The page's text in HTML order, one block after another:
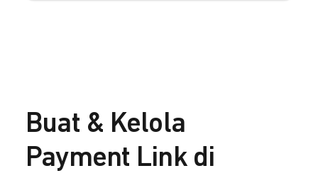
Buat & Kelola
Payment Link di